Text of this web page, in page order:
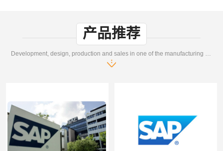
产品推荐